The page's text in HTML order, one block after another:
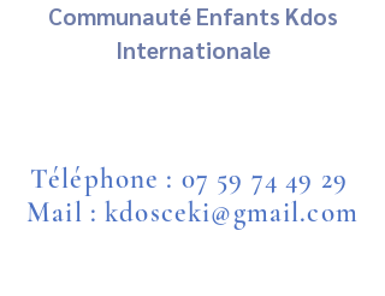
Communauté Enfants Kdos
Internationale
Téléphone : 07 59 74 49 29
Mail : kdosceki@gmail.com